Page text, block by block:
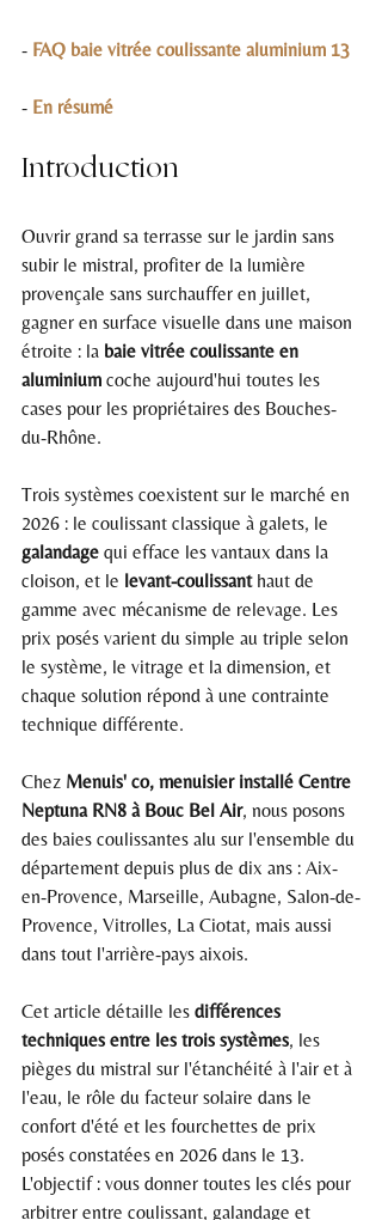
- FAQ baie vitrée coulissante aluminium 13
- En résumé
Introduction
Ouvrir grand sa terrasse sur le jardin sans
subir le mistral, profiter de la lumière
provençale sans surchauffer en juillet,
gagner en surface visuelle dans une maison
étroite : la baie vitrée coulissante en
aluminium coche aujourd'hui toutes les
cases pour les propriétaires des Bouches-
du-Rhône.
Trois systèmes coexistent sur le marché en
2026 : le coulissant classique à galets, le
galandage qui efface les vantaux dans la
cloison, et le levant-coulissant haut de
gamme avec mécanisme de relevage. Les
prix posés varient du simple au triple selon
le système, le vitrage et la dimension, et
chaque solution répond à une contrainte
technique différente.
Chez Menuis' co, menuisier installé Centre
Neptuna RN8 à Bouc Bel Air, nous posons
des baies coulissantes alu sur l'ensemble du
département depuis plus de dix ans : Aix-
en-Provence, Marseille, Aubagne, Salon-de-
Provence, Vitrolles, La Ciotat, mais aussi
dans tout l'arrière-pays aixois.
Cet article détaille les différences
techniques entre les trois systèmes, les
pièges du mistral sur l'étanchéité à l'air et à
l'eau, le rôle du facteur solaire dans le
confort d'été et les fourchettes de prix
posés constatées en 2026 dans le 13.
L'objectif : vous donner toutes les clés pour
arbitrer entre coulissant, galandage et